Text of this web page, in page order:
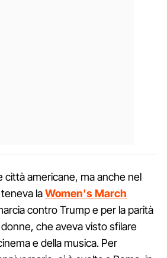
città americane, ma anche nel
laWomen's March
contro Trump e per la parità
che aveva visto sfilare
e della musica. Per